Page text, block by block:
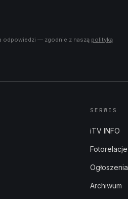
odpowiedzi — zgodnie z naszą polityką
SERWIS
iTV INFO
Fotorelacje
Ogłoszenia
Archiwum